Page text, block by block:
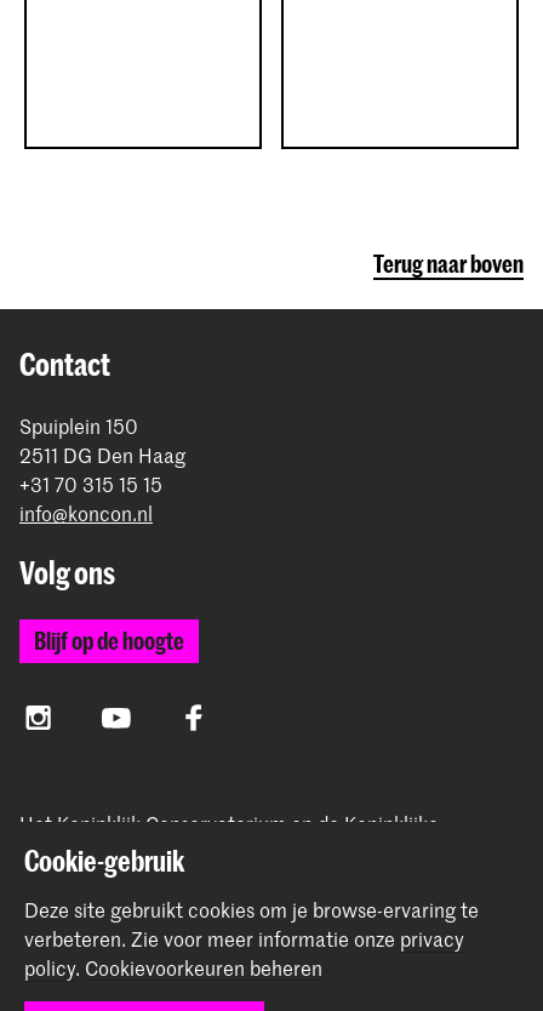
Terug naar boven
Contact
Spuiplein 150
2511 DG Den Haag
+31 70 315 15 15
info@koncon.nl
Volg ons
Blijf op de hoogte
InstagramYouTube Facebook
Het Koninklijk Conservatorium en de Koninklijke
Academie van Beeldende Kunsten vormen samen
Hogeschool der Kunsten Den Haag.
Cookie-gebruik
Deze site gebruikt cookies om je browse-ervaring te
verbeteren. Zie voor meer informatie onze privacy
policy. Cookievoorkeuren beheren